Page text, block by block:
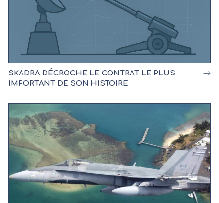
SKADRA DÉCROCHE LE CONTRAT LE PLUS
IMPORTANT DE SON HISTOIRE